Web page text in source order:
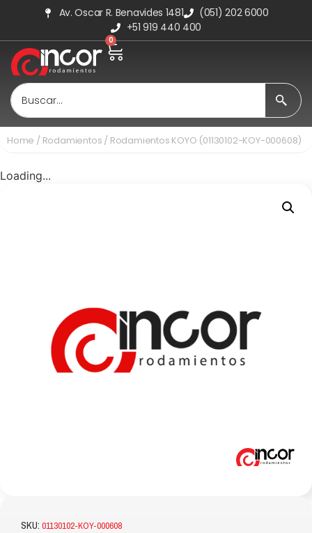
Av. Oscar R. Benavides 1481
(051) 202 6000
+51 919 440 400
0
Home / Rodamientos / Rodamientos KOYO (01130102-KOY-000608)
Loading...
SKU: 01130102-KOY-000608